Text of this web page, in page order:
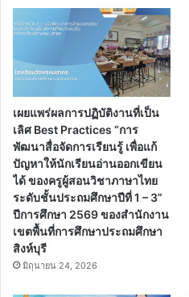
เผยแพร่ผลการปฏิบัติงานที่เป็น
เลิศ Best Practices “การ
พัฒนาสื่อจัดการเรียนรู้ เพื่อแก้
ปัญหาให้นักเรียนอ่านออกเขียน
ได้ ของครูผู้สอนวิชาภาษาไทย
ระดับชั้นประถมศึกษาปีที่ 1 – 3”
ปีการศึกษา 2569 ของสำนักงาน
เขตพื้นที่การศึกษาประถมศึกษา
สิงห์บุรี
มิถุนายน 24, 2026